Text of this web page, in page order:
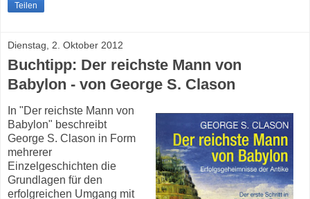
Teilen
Dienstag, 2. Oktober 2012
Buchtipp: Der reichste Mann von
Babylon - von George S. Clason
In "Der reichste Mann von
Babylon" beschreibt
George S. Clason in Form
mehrerer
Einzelgeschichten die
Grundlagen für den
erfolgreichen Umgang mit